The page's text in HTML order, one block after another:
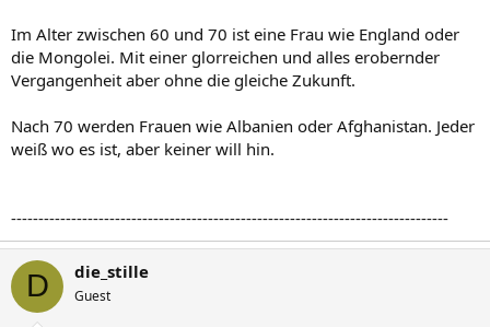
Im Alter zwischen 60 und 70 ist eine Frau wie England oder
die Mongolei. Mit einer glorreichen und alles erobernder
Vergangenheit aber ohne die gleiche Zukunft.
Nach 70 werden Frauen wie Albanien oder Afghanistan. Jeder
weiß wo es ist, aber keiner will hin.
--------------------------------------------------------------------------------
D die_stille
Guest